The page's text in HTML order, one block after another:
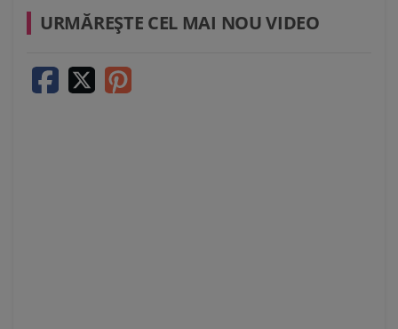
URMĂREŞTE CEL MAI NOU VIDEO